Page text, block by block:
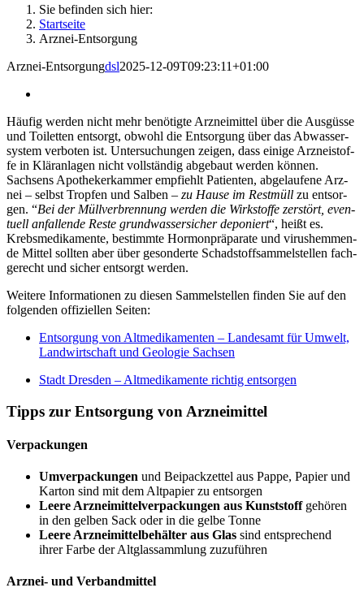
Sie befinden sich hier:
Startseite
Arz­nei-Ent­sor­gung
Arz­nei-Ent­sor­gungdsl2025-12-09T09:23:11+01:00
Häu­fig wer­den nicht mehr benö­tig­te Arz­nei­mit­tel über die Aus­güs­se
und Toi­let­ten ent­sorgt, obwohl die Ent­sor­gung über das Abwas­ser­
sys­tem ver­bo­ten ist. Unter­su­chun­gen zei­gen, dass eini­ge Arz­nei­stof­
fe in Klär­an­la­gen nicht voll­stän­dig abge­baut wer­den können.
Sach­sens Apo­the­ker­kam­mer emp­fiehlt Pati­en­ten, abge­lau­fe­ne Arz­
nei – selbst Trop­fen und Sal­ben – zu Hau­se im Rest­müll zu ent­sor­
gen. “Bei der Müll­ver­bren­nung wer­den die Wirk­stof­fe zer­stört, even­
tu­ell anfal­len­de Res­te grund­was­ser­si­cher depo­niert“, heißt es.
Krebs­me­di­ka­men­te, bestimm­te Hor­mon­prä­pa­ra­te und virus­hem­men­
de Mit­tel soll­ten aber über geson­der­te Schad­stoff­sam­mel­stel­len fach­
ge­recht und sicher ent­sorgt werden.
Wei­te­re Infor­ma­tio­nen zu die­sen Sam­mel­stel­len fin­den Sie auf den
fol­gen­den offi­zi­el­len Seiten:
Ent­sor­gung von Alt­me­di­ka­men­ten – Lan­des­amt für Umwelt,
Land­wirt­schaft und Geo­lo­gie Sachsen
Stadt Dres­den – Alt­me­di­ka­men­te rich­tig entsorgen
Tipps zur Ent­sor­gung von Arzneimittel
Ver­pa­ckun­gen
Umver­pa­ckun­gen und Bei­pack­zet­tel aus Pap­pe, Papier und
Kar­ton sind mit dem Alt­pa­pier zu entsorgen
Lee­re Arz­nei­mit­tel­ver­pa­ckun­gen aus Kunst­stoffgehö­ren
in den gel­ben Sack oder in die gel­be Tonne
Lee­re Arz­nei­mit­tel­be­häl­ter aus Glas sind ent­spre­chend
ihrer Far­be der Alt­glas­samm­lung zuzuführen
Arz­nei- und Verbandmittel